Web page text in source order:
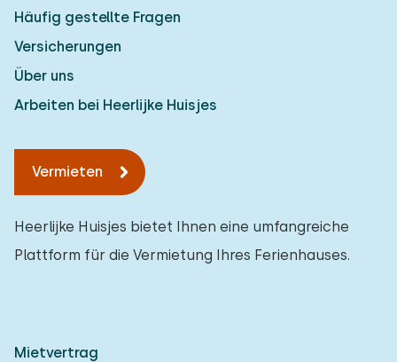
Häufig gestellte Fragen
Versicherungen
Über uns
Arbeiten bei Heerlijke Huisjes
Vermieten
Heerlijke Huisjes bietet Ihnen eine umfangreiche
Plattform für die Vermietung Ihres Ferienhauses.
Mietvertrag